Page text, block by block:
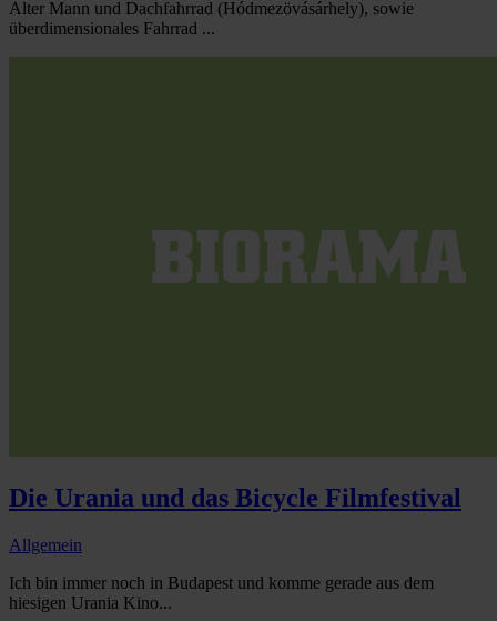
Alter Mann und Dachfahrrad (Hódmezövásárhely), sowie
überdimensionales Fahrrad ...
Die Urania und das Bicycle Filmfestival
Allgemein
Ich bin immer noch in Budapest und komme gerade aus dem
hiesigen Urania Kino...